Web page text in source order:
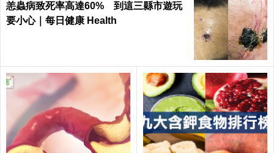
恙蟲病致死率高達60% 到這三縣市遊玩
要小心｜每日健康 Health